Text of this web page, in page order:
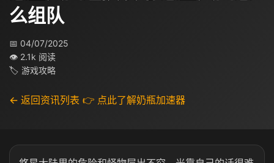
么组队
📅 04/07/2025
👁 2.1k 阅读
🏷 游戏攻略
← 返回资讯列表 👉 点此了解奶瓶加速器